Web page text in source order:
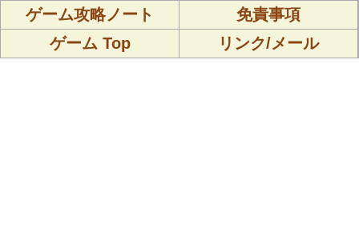
ゲーム攻略ノート
免責事項
ゲーム Top
リンク/メール